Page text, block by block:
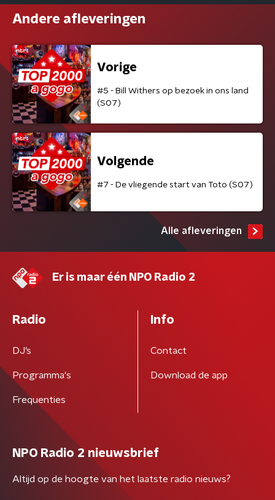
Andere afleveringen
Vorige
#5 - Bill Withers op bezoek in ons land
(S07)
Volgende
#7 - De vliegende start van Toto (S07)
Alle afleveringen
Er is maar één NPO Radio 2
Radio
DJ’s
Programma's
Frequenties
Info
Contact
Download de app
NPO Radio 2 nieuwsbrief
Altijd op de hoogte van het laatste radio nieuws?